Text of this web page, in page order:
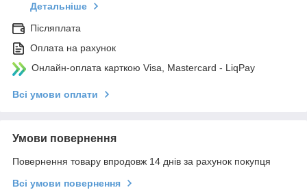
Детальніше
Післяплата
Оплата на рахунок
Онлайн-оплата карткою Visa, Mastercard - LiqPay
Всі умови оплати
Умови повернення
Повернення товару впродовж 14 днів за рахунок покупця
Всі умови повернення